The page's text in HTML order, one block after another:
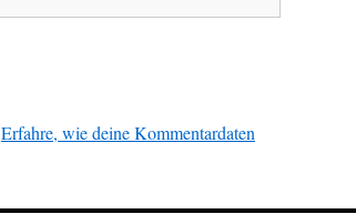
Erfahre, wie deine Kommentardaten